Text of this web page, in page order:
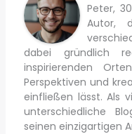
Peter,
Autor,
dabei gründlich
inspirierenden
Perspektiven und
einfließen lässt. Als
unterschiedliche
seinen einzigartigen